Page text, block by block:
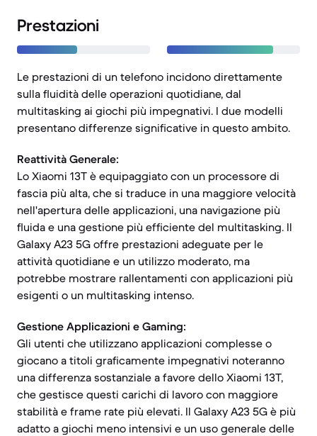
Prestazioni
Le prestazioni di un telefono incidono direttamente
sulla fluidità delle operazioni quotidiane, dal
multitasking ai giochi più impegnativi. I due modelli
presentano differenze significative in questo ambito.
Reattività Generale:
Lo Xiaomi 13T è equipaggiato con un processore di
fascia più alta, che si traduce in una maggiore velocità
nell'apertura delle applicazioni, una navigazione più
fluida e una gestione più efficiente del multitasking. Il
Galaxy A23 5G offre prestazioni adeguate per le
attività quotidiane e un utilizzo moderato, ma
potrebbe mostrare rallentamenti con applicazioni più
esigenti o un multitasking intenso.
Gestione Applicazioni e Gaming:
Gli utenti che utilizzano applicazioni complesse o
giocano a titoli graficamente impegnativi noteranno
una differenza sostanziale a favore dello Xiaomi 13T,
che gestisce questi carichi di lavoro con maggiore
stabilità e frame rate più elevati. Il Galaxy A23 5G è più
adatto a giochi meno intensivi e un uso generale delle